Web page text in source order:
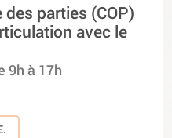
parties (COP)
avec le
9h à 17h